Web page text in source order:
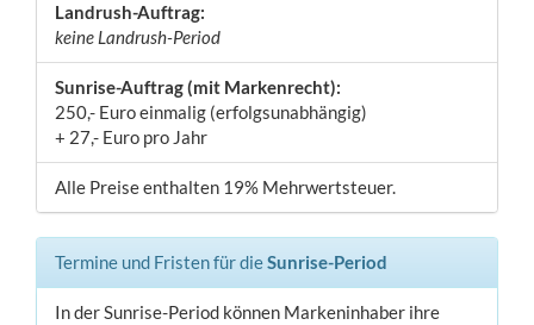
Landrush-Auftrag:
keine Landrush-Period
Sunrise-Auftrag (mit Markenrecht):
250,- Euro einmalig (erfolgsunabhängig)
+ 27,- Euro pro Jahr
Alle Preise enthalten 19% Mehrwertsteuer.
Termine und Fristen für dieSunrise-Period
In der Sunrise-Period können Markeninhaber ihre